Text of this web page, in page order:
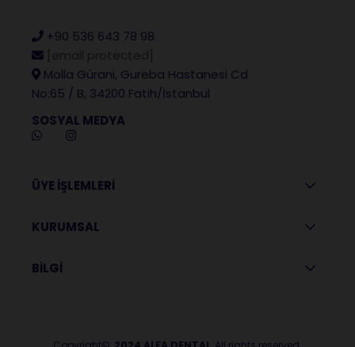
+90 536 643 78 98
Molla Gürani, Gureba Hastanesi Cd
No:65 / B, 34200 Fatih/İstanbul
SOSYAL MEDYA
ÜYE İŞLEMLERİ
KURUMSAL
BİLGİ